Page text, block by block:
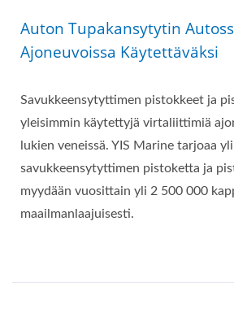
Auton Tupakansytytin
Ajoneuvoissa Käytettäväksi
Savukkeensytyttimen pistokkeet ja
yleisimmin käytettyjä virtaliittimiä
lukien veneissä. YIS Marine tarjoaa
savukkeensytyttimen pistoketta ja
myydään vuosittain yli 2 500 000
maailmanlaajuisesti.